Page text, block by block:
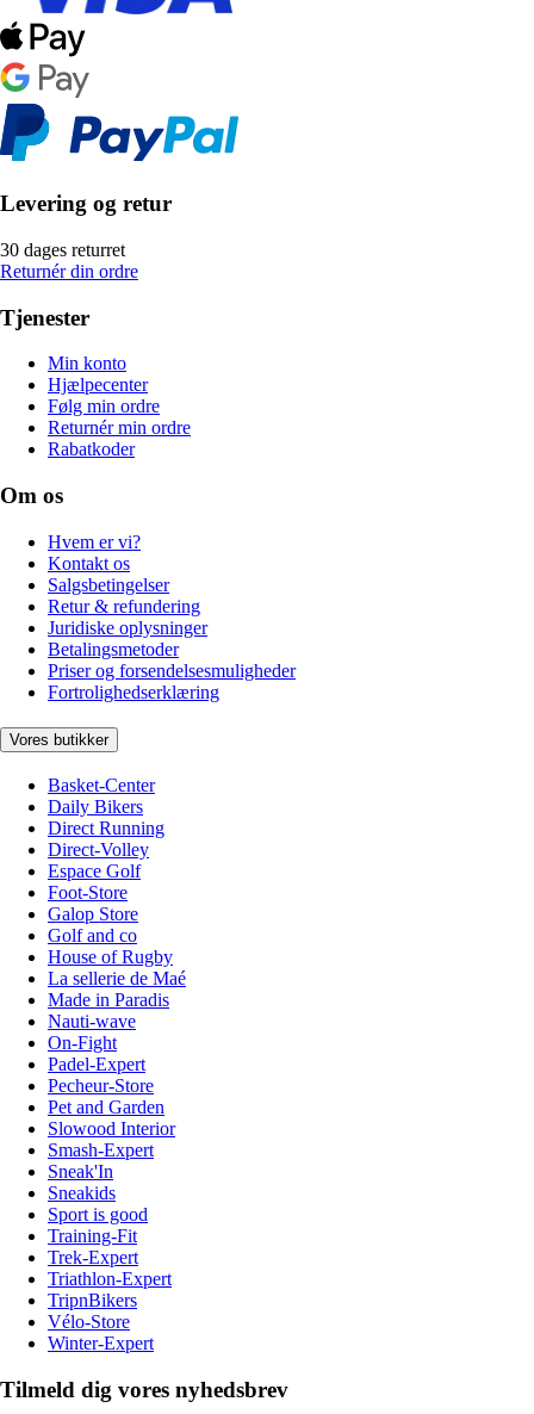
Levering og retur
30 dages returret
Returnér din ordre
Tjenester
Min konto
Hjælpecenter
Følg min ordre
Returnér min ordre
Rabatkoder
Om os
Hvem er vi?
Kontakt os
Salgsbetingelser
Retur & refundering
Juridiske oplysninger
Betalingsmetoder
Priser og forsendelsesmuligheder
Fortrolighedserklæring
Vores butikker
Basket-Center
Daily Bikers
Direct Running
Direct-Volley
Espace Golf
Foot-Store
Galop Store
Golf and co
House of Rugby
La sellerie de Maé
Made in Paradis
Nauti-wave
On-Fight
Padel-Expert
Pecheur-Store
Pet and Garden
Slowood Interior
Smash-Expert
Sneak'In
Sneakids
Sport is good
Training-Fit
Trek-Expert
Triathlon-Expert
TripnBikers
Vélo-Store
Winter-Expert
Tilmeld dig vores nyhedsbrev